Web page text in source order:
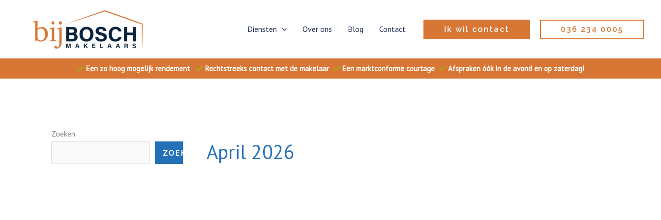
Diensten Over ons Blog Contact Ik wil contact 036 234 0005
Een zo hoog mogelijk rendement Rechtstreeks contact met de makelaar Een marktconforme courtage Afspraken óók in de avond en op zaterdag!
Zoeken
ZOEKEN
April 2026